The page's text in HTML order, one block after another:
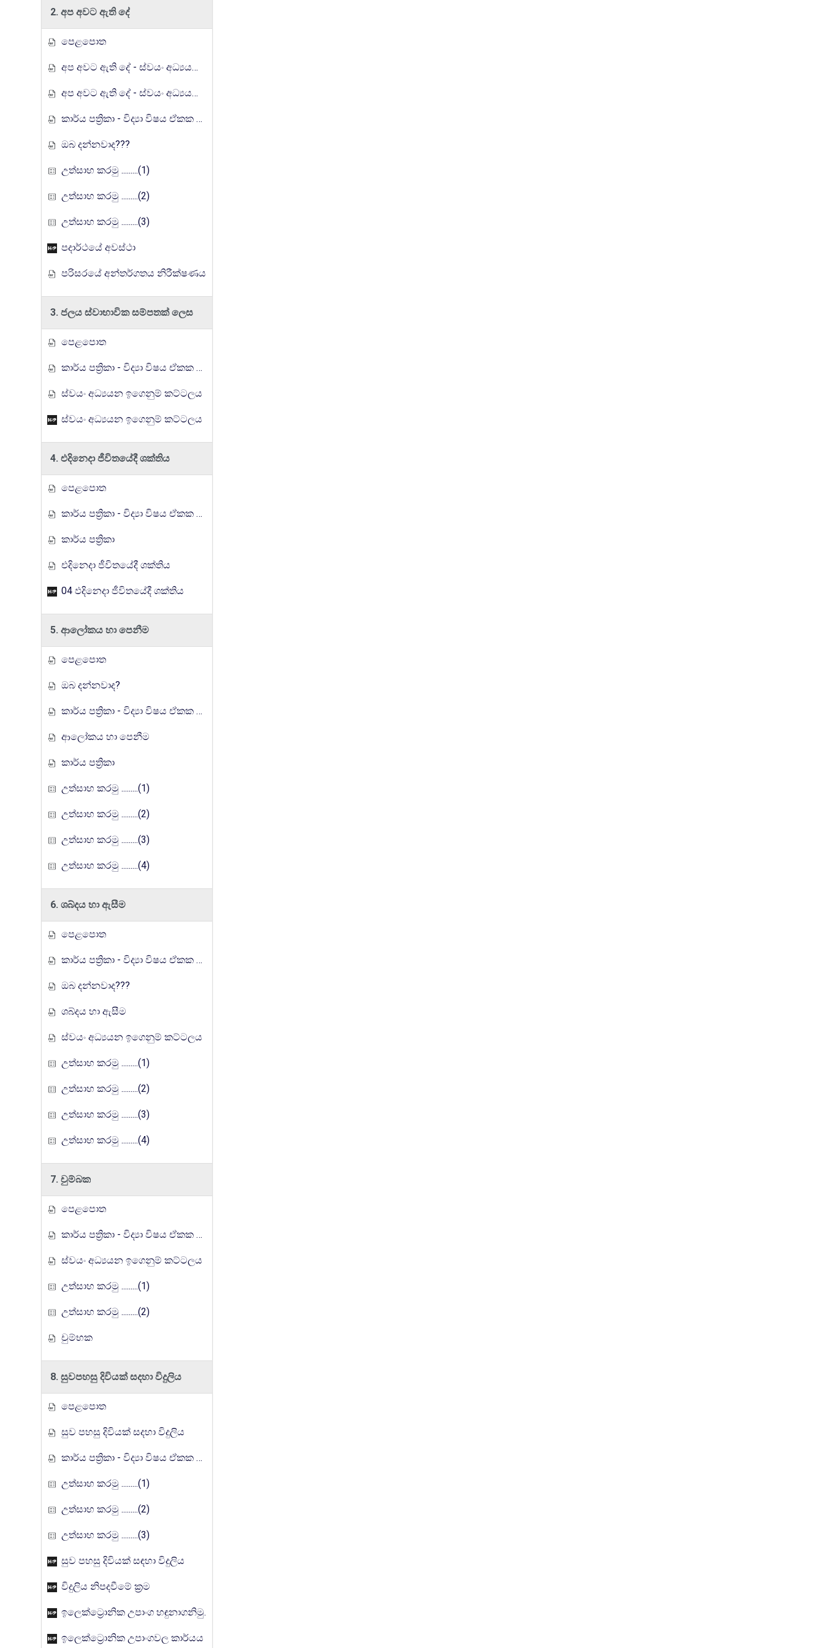
2. අප අවට ඇති දේ
පෙළපොත
අප අවට ඇති දේ - ස්වයං අධ්‍යයන ඉගෙනුම් කට්ටලය
අප අවට ඇති දේ - ස්වයං අධ්‍යයන ඉගෙනුම් කට්ටලය (පිළිතුරු)
කාර්ය පත්‍රිකා - විද්‍යා විෂය ඒකක සංවර්ධන වැඩසටහන, මතුගම අධ්‍යාපන කලාපය
ඔබ දන්නවාද???
උත්සාහ කරමු .........(1)
උත්සාහ කරමු .........(2)
උත්සාහ කරමු .........(3)
පදාර්ථයේ අවස්ථා
පරිසරයේ අන්තර්ගතය නිරීක්ෂණය
3. ජලය ස්වාභාවික සම්පතක් ලෙස
පෙළපොත
කාර්ය පත්‍රිකා - විද්‍යා විෂය ඒකක සංවර්ධන වැඩසටහන, මතුගම අධ්‍යාපන කලාපය
ස්වයං අධ්‍යයන ඉගෙනුම් කට්ටලය
ස්වයං අධ්‍යයන ඉගෙනුම් කට්ටලය
4. එදිනෙදා ජීවිතයේදී ශක්තිය
පෙළපොත
කාර්ය පත්‍රිකා - විද්‍යා විෂය ඒකක සංවර්ධන වැඩසටහන, මතුගම අධ්‍යාපන කලාපය
කාර්ය පත්‍රිකා
එදිනෙදා ජීවිතයේදී ශක්තිය
04 ඵදිනෙදා ජීවිතයේදී ශක්තිය
5. ආලෝකය හා පෙනීම
පෙළපොත
ඔබ දන්නවාද?
කාර්ය පත්‍රිකා - විද්‍යා විෂය ඒකක සංවර්ධන වැඩසටහන, මතුගම අධ්‍යාපන කලාපය
ආලෝකය හා පෙනීම
කාර්ය පත්‍රිකා
උත්සාහ කරමු .........(1)
උත්සාහ කරමු .........(2)
උත්සාහ කරමු .........(3)
උත්සාහ කරමු .........(4)
6. ශබ්දය හා ඇසීම
පෙළපොත
කාර්ය පත්‍රිකා - විද්‍යා විෂය ඒකක සංවර්ධන වැඩසටහන, මතුගම අධ්‍යාපන කලාපය
ඔබ දන්නවාද???
ශබ්දය හා ඇසීම
ස්වයං අධ්‍යයන ඉගෙනුම් කට්ටලය
උත්සාහ කරමු .........(1)
උත්සාහ කරමු .........(2)
උත්සාහ කරමු .........(3)
උත්සාහ කරමු .........(4)
7. චුම්බක
පෙළපොත
කාර්ය පත්‍රිකා - විද්‍යා විෂය ඒකක සංවර්ධන වැඩසටහන, මතුගම අධ්‍යාපන කලාපය
ස්වයං අධ්‍යයන ඉගෙනුම් කට්ටලය
උත්සාහ කරමු .........(1)
උත්සාහ කරමු .........(2)
චුම්භක
8. සුවපහසු දිවියක් සදහා විදුලිය
පෙළපොත
සුව පහසු දිවියක් සදහා විදුලිය
කාර්ය පත්‍රිකා - විද්‍යා විෂය ඒකක සංවර්ධන වැඩසටහන, මතුගම අධ්‍යාපන කලාපය
උත්සාහ කරමු .........(1)
උත්සාහ කරමු .........(2)
උත්සාහ කරමු .........(3)
සුව පහසු දිවියක් සඳහා විදුලිය
විදුලිය නිපදවීමේ ක්‍රම
ඉලෙක්ට්‍රොනික උපාංග හඳුනාගනිමු.
ඉලෙක්ට්‍රොනික උපාංගවල කාර්යය